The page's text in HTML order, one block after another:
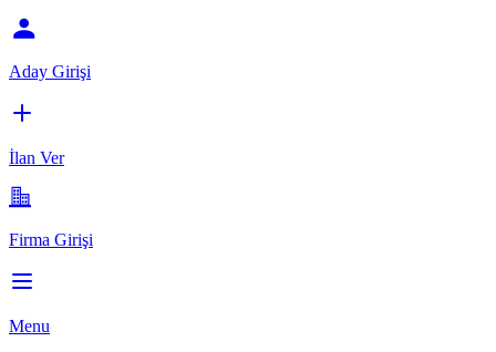
Aday Girişi
İlan Ver
Firma Girişi
Menu